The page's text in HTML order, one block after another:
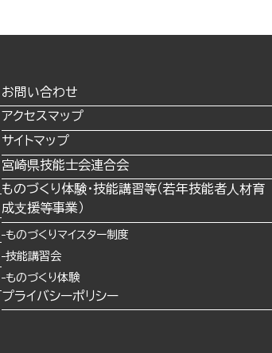
お問い合わせ
アクセスマップ
サイトマップ
宮崎県技能士会連合会
ものづくり体験・技能講習等（若年技能者⼈材育
成⽀援等事業）
ものづくりマイスター制度
技能講習会
ものづくり体験
プライバシーポリシー